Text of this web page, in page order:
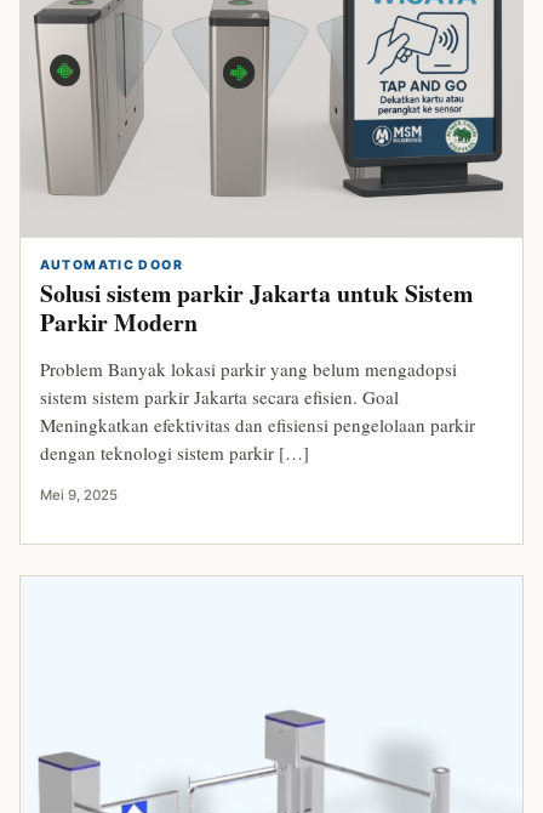
AUTOMATIC DOOR
Solusi sistem parkir Jakarta untuk Sistem
Parkir Modern
Problem Banyak lokasi parkir yang belum mengadopsi
sistem sistem parkir Jakarta secara efisien. Goal
Meningkatkan efektivitas dan efisiensi pengelolaan parkir
dengan teknologi sistem parkir […]
Mei 9, 2025